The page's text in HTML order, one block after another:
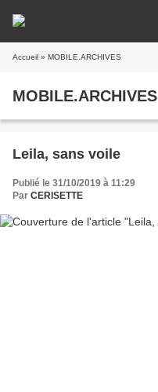
Accueil » MOBILE.ARCHIVES
MOBILE.ARCHIVES
Leila, sans voile
Publié le 31/10/2019 à 11:29
Par CERISETTE